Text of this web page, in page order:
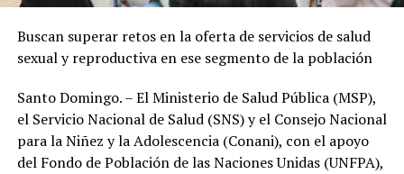
Buscan superar retos en la oferta de servicios de salud
sexual y reproductiva en ese segmento de la población
Santo Domingo. – El Ministerio de Salud Pública (MSP),
el Servicio Nacional de Salud (SNS) y el Consejo Nacional
para la Niñez y la Adolescencia (Conani), con el apoyo
del Fondo de Población de las Naciones Unidas (UNFPA),